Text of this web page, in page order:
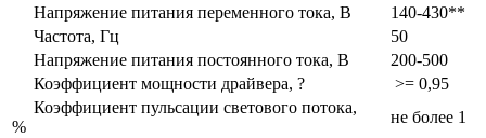
Напряжение питания переменного тока, В
140-430**
Частота, Гц
50
Напряжение питания постоянного тока, В
200-500
Коэффициент мощности драйвера, ?
>= 0,95
Коэффициент пульсации светового потока,
%
не более 1